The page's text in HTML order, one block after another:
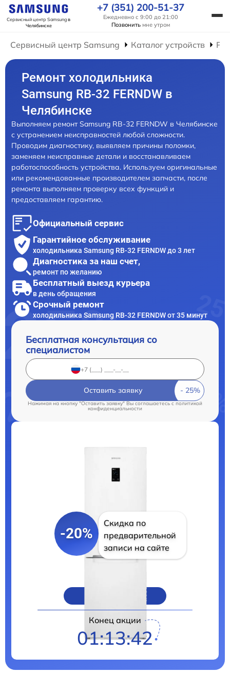
Сервисный центр Samsungв
Челябинске
+7 (351) 200-51-37
Ежедневно с 9:00 до 21:00
Позвонить мне утром
Сервисный центр Samsung Каталог устройств
Ремонт холодильника
Samsung RB-32 FERNDW в
Челябинске
Выполняем ремонт Samsung RB-32 FERNDW в Челябинске
с устранением неисправностей любой сложности.
Проводим диагностику, выявляем причины поломки,
заменяем неисправные детали и восстанавливаем
работоспособность устройства. Используем оригинальные
или рекомендованные производителем запчасти, после
ремонта выполняем проверку всех функций и
предоставляем гарантию.
Официальный сервис
Гарантийное обслуживание
холодильника Samsung RB-32 FERNDW до 3 лет
Диагностика за наш счет,
ремонт по желанию
Бесплатный выезд курьера
в день обращения
Срочный ремонт
холодильника Samsung RB-32 FERNDW от 35 минут
Бесплатная консультация со
специалистом
Оставить заявку
Нажимая на кнопку "Оставить заявку" Вы соглашаетесь c политикой
конфиденциальности
-20%
Скидка по
предварительной
записи на сайте
Конец акции
01:13:41